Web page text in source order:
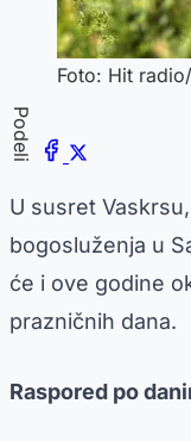
Foto: Hit
Podeli
U susret
bogosluženja u
će i ove godine
prazničnih dana.
Raspored po